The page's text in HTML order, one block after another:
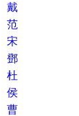
戴
范
宋
鄧
杜
侯
曹